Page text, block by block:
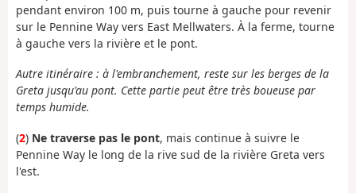
pendant environ 100 m, puis tourne à gauche pour revenir
sur le Pennine Way vers East Mellwaters. À la ferme, tourne
à gauche vers la rivière et le pont.
Autre itinéraire : à l'embranchement, reste sur les berges de la
Greta jusqu'au pont. Cette partie peut être très boueuse par
temps humide.
(2) Ne traverse pas le pont, mais continue à suivre le
Pennine Way le long de la rive sud de la rivière Greta vers
l'est.